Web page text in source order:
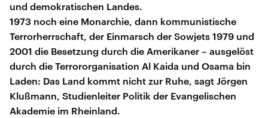
und demokratischen Landes.
1973 noch eine Monarchie, dann kommunistische
Terrorherrschaft, der Einmarsch der Sowjets 1979 und
2001 die Besetzung durch die Amerikaner – ausgelöst
durch die Terrororganisation Al Kaida und Osama bin
Laden: Das Land kommt nicht zur Ruhe, sagt Jörgen
Klußmann, Studienleiter Politik der Evangelischen
Akademie im Rheinland.